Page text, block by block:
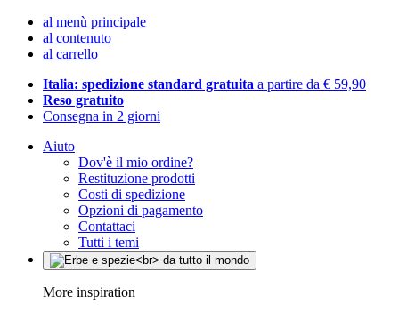
al menù principale
al contenuto
al carrello
Italia: spedizione standard gratuita a partire da € 59,90
Reso gratuito
Consegna in 2 giorni
Aiuto
Dov'è il mio ordine?
Restituzione prodotti
Costi di spedizione
Opzioni di pagamento
Contattaci
Tutti i temi
More inspiration